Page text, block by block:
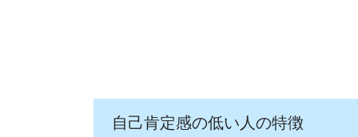
自己肯定感の低い人の特徴